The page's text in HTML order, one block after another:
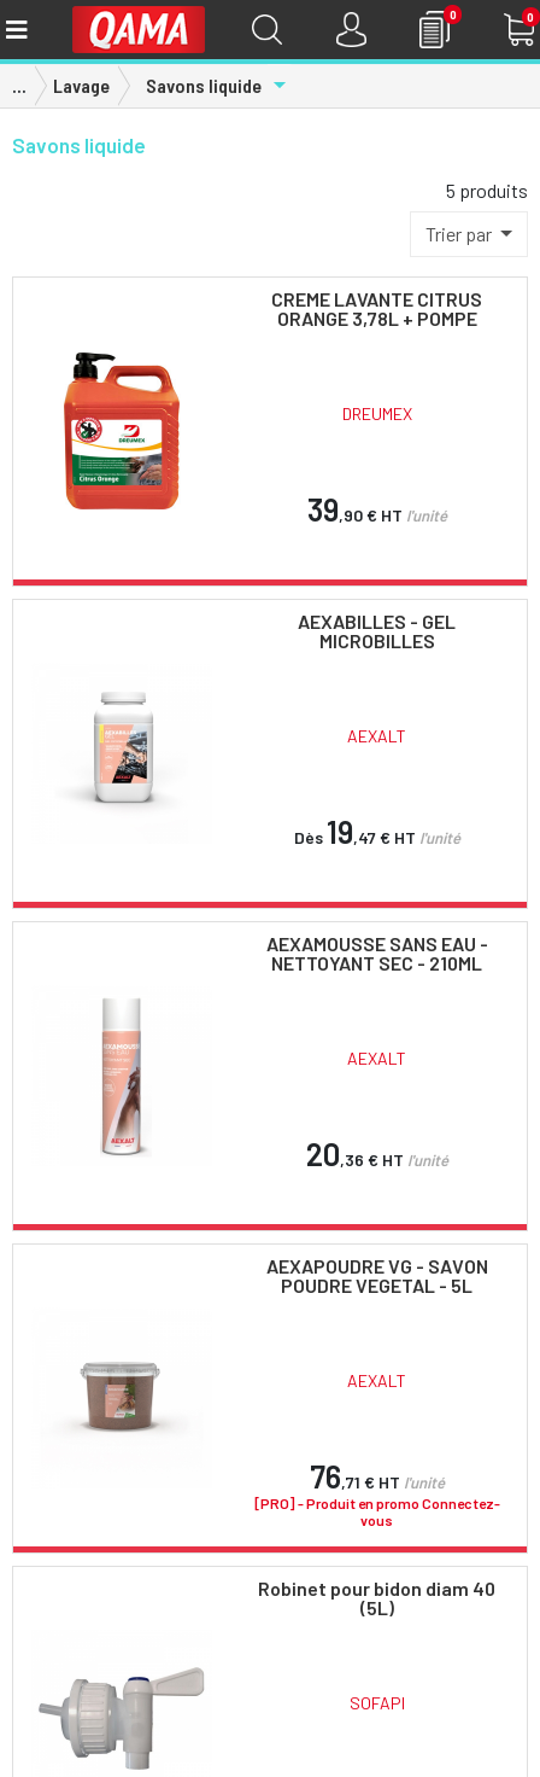
0 0
... Lavage Savons liquide Toggle Dropdown
Savons liquide
5 produits
Trier par
CREME LAVANTE CITRUS
ORANGE 3,78L + POMPE
DREUMEX
39,90 € HT l'unité
AEXABILLES - GEL
MICROBILLES
AEXALT
Dès 19,47 € HT l'unité
AEXAMOUSSE SANS EAU -
NETTOYANT SEC - 210ML
AEXALT
20,36 € HT l'unité
AEXAPOUDRE VG - SAVON
POUDRE VEGETAL - 5L
AEXALT
76,71 € HT l'unité
[PRO] - Produit en promo Connectez-
vous
Robinet pour bidon diam 40
(5L)
SOFAPI